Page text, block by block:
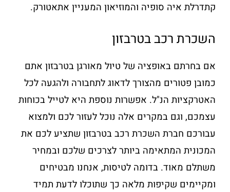
קתדרלת איה סופיה והמוזיאון המעניין אתאטורק.
השכרת רכב בטרבזון
אם בחרתם באופציה של טיול מאורגן בטרבזון אתם
כמובן פטורים מהצורך לדאוג לתחבורה ולהגעה לכל
האטרקציות הנ"ל. אפשרות נוספת היא לטייל בכוחות
עצמכם, וגם במקרים אלה נוכל לעזור לכם ולמצוא
עבורכם חברת השכרת רכב בטרבזון שתציע לכם את
המכונית המתאימה ביותר לצרכים שלכם ובמחיר
משתלם מאוד. בדומה לטיסות, אנחנו מבטיחים
ומקיימים שקיפות מלאה כך שתוכלו לדעת תמיד